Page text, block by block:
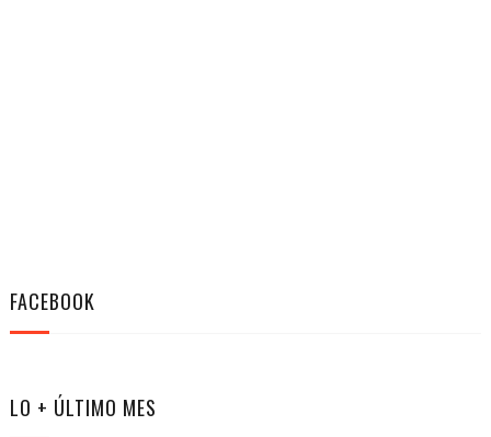
FACEBOOK
LO + ÚLTIMO MES